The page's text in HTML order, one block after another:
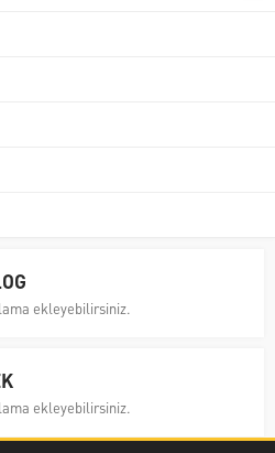
ekleyebilirsiniz.
ekleyebilirsiniz.